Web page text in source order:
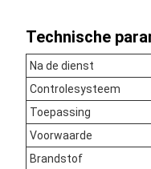
Technische
Na de dienst
Controlesysteem
Toepassing
Voorwaarde
Brandstof